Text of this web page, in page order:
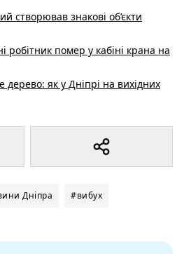
створював знакові об’єкти
робітник помер у кабіні крана на
дерево: як у Дніпрі на вихідних
Дніпра #вибух